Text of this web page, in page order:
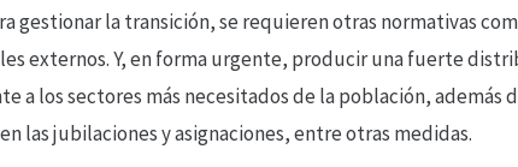
gestionar la transición, se requieren otras normativas
externos. Y, en forma urgente, producir una fuerte
a los sectores más necesitados de la población, además
las jubilaciones y asignaciones, entre otras medidas.